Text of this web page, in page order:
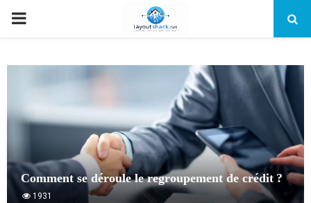
PRIMARY
Comment se déroule le regroupement de crédit ?
1931